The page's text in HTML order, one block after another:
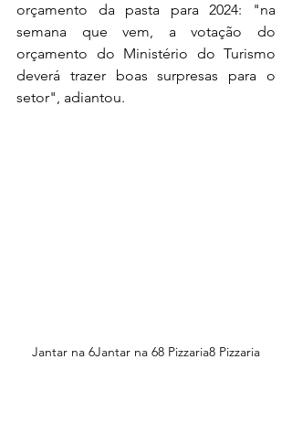
orçamento da pasta para 2024: "na
semana que vem, a votação do
orçamento do Ministério do Turismo
deverá trazer boas surpresas para o
setor", adiantou.
Jantar na 6Jantar na 68 Pizzaria8 Pizzaria